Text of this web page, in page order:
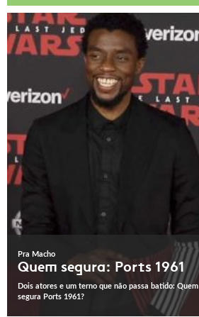
Pra Macho
Quem segura: Ports 1961
Dois atores e um terno que não passa batido: Quem
segura Ports 1961?